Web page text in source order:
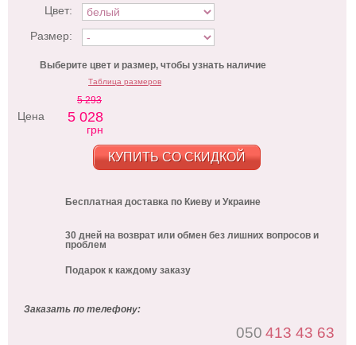
Цвет:
Размер:
Выберите цвет и размер, чтобы узнать наличие
Таблица размеров
Цена
5 293
5 028
грн
КУПИТЬ СО СКИДКОЙ
Бесплатная доставка по Киеву и Украине
30 дней на возврат или обмен без лишних вопросов и
проблем
Подарок к каждому заказу
Заказать по телефону:
050 413 43 63